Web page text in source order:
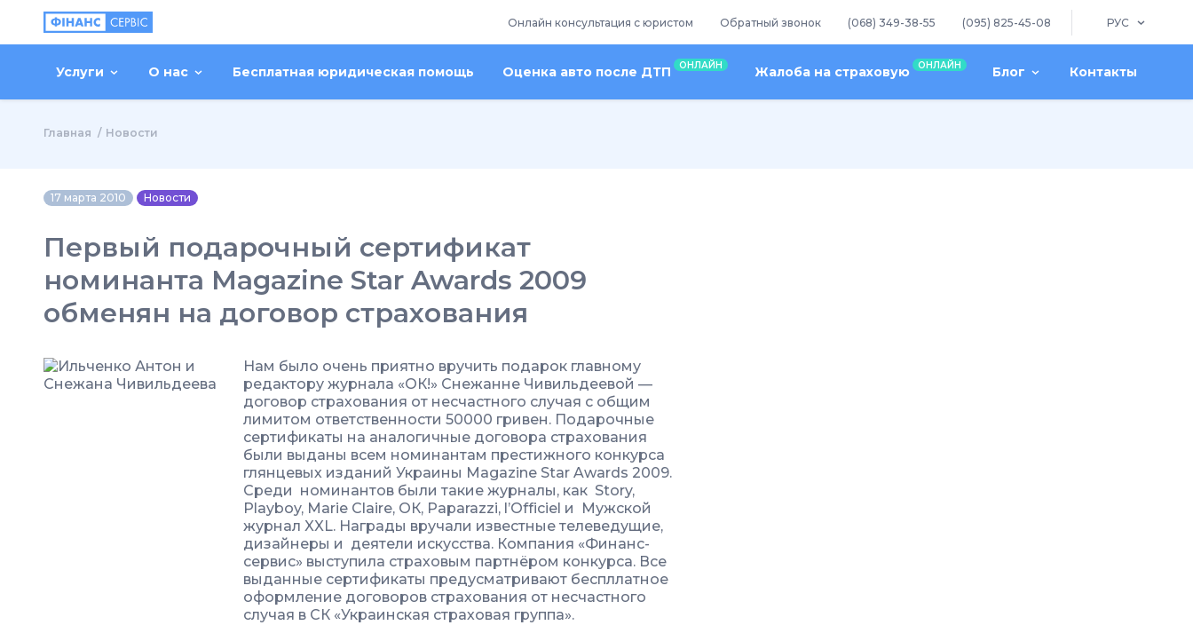
Онлайн консультация с юристом Обратный звонок (068) 349-38-55 (095) 825-45-08 РУС
Услуги О нас Бесплатная юридическая помощь Оценка авто после ДТП ОНЛАЙН Жалоба на страховую ОНЛАЙН Блог Контакты
Главная Новости
17 марта 2010 Новости
Первый подарочный сертификат
номинанта Magazine Star Awards 2009
обменян на договор страхования
Нам было очень приятно вручить подарок главному
редактору журнала «ОК!» Снежанне Чивильдеевой —
договор страхования от несчастного случая с общим
лимитом ответственности 50000 гривен. Подарочные
сертификаты на аналогичные договора страхования
были выданы всем номинантам престижного конкурса
глянцевых изданий Украины Magazine Star Awards 2009.
Среди номинантов были такие журналы, как Story,
Playboy, Marie Claire, ОК, Paparazzi, l’Officiel и Мужской
журнал XXL. Награды вручали известные телеведущие,
дизайнеры и деятели искусства. Компания «Финанс-
сервис» выступила страховым партнёром конкурса. Все
выданные сертификаты предусматривают беспллатное
оформление договоров страхования от несчастного
случая в СК «Украинская страховая группа».